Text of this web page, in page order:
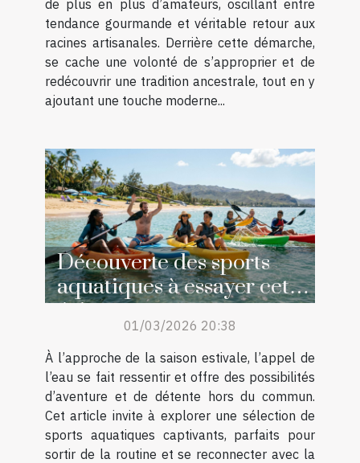
de plus en plus d’amateurs, oscillant entre
tendance gourmande et véritable retour aux
racines artisanales. Derrière cette démarche,
se cache une volonté de s’approprier et de
redécouvrir une tradition ancestrale, tout en y
ajoutant une touche moderne...
Découverte des sports
aquatiques à essayer cet
été
01/03/2026 20:38
À l’approche de la saison estivale, l’appel de
l’eau se fait ressentir et offre des possibilités
d’aventure et de détente hors du commun.
Cet article invite à explorer une sélection de
sports aquatiques captivants, parfaits pour
sortir de la routine et se reconnecter avec la